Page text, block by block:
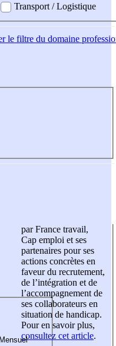
Transport / Logistique
le filtre du domaine
par France travail,
Cap emploi et ses
partenaires pour ses
actions concrètes en
faveur du recrutement,
de l’intégration et de
l’accompagnement de
ses collaborateurs en
situation de handicap.
Pour en savoir plus,
consultez cet article.